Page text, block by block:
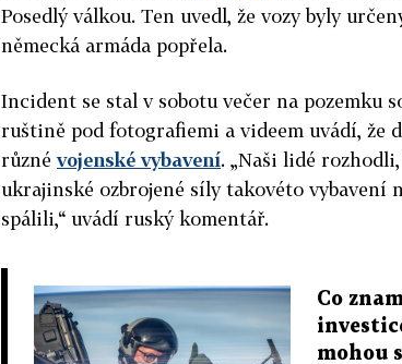
Posedlý válkou. Ten uvedl, že vozy byly
německá armáda popřela.
Incident se stal v sobotu večer na pozemku
ruštině pod fotografiemi a videem uvádí, že
různévojenské vybavení. „Naši lidé
ukrajinské ozbrojené síly takovéto vybavení
spálili,“ uvádí ruský komentář.
Co
mohou